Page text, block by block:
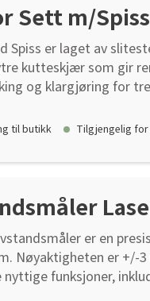
Sett m/Spiss
Spiss er laget av
kutteskjær som gir
og klargjøring for
mm.
til butikk Tilgjengelig
er en
Nøyaktigheten er +/-
nyttige funksjoner,